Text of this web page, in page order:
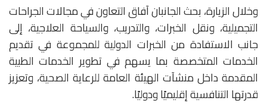
وخلال الزيارة، بحث الجانبان آفاق التعاون في مجالات الجراحات
التجميلية، ونقل الخبرات، والتدريب، والسياحة العلاجية، إلى
جانب الاستفادة من الخبرات الدولية للمجموعة في تقديم
الخدمات المتخصصة بما يسهم في تطوير الخدمات الطبية
المقدمة داخل منشآت الهيئة العامة للرعاية الصحية، وتعزيز
قدرتها التنافسية إقليميًا ودوليًا.